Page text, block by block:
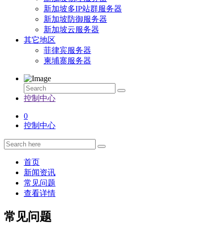
新加坡多IP站群服务器
新加坡防御服务器
新加坡云服务器
其它地区
菲律宾服务器
柬埔寨服务器
控制中心
0
控制中心
首页
新闻资讯
常见问题
查看详情
常见问题